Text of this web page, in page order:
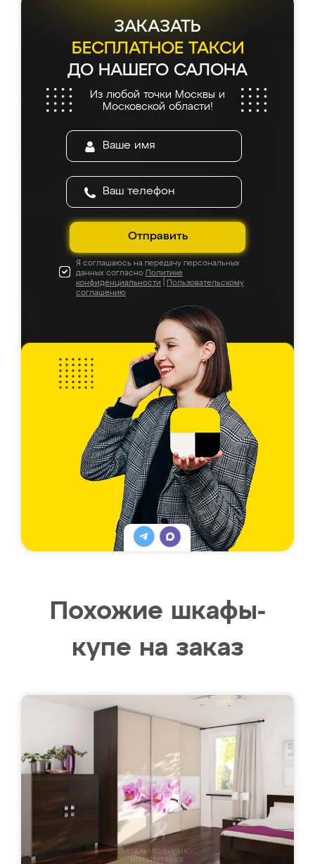
ЗАКАЗАТЬ
БЕСПЛАТНОЕ ТАКСИ
ДО НАШЕГО САЛОНА
Из любой точки Москвы и
Московской области!
Отправить
Я соглашаюсь на передачу персональных
данных согласно Политике
конфиденциальности
Пользовательскому
соглашению
Похожие шкафы-
купе на заказ